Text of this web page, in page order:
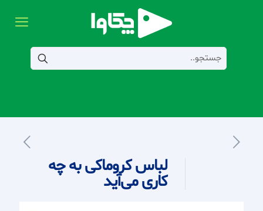
لباس کروماکی به چه
کاری می‌آید